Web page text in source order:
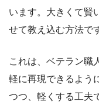
います。大きくて賢
せて教え込む方法で
これは、ベテラン職
軽に再現できるよう
つつ、軽くする工夫